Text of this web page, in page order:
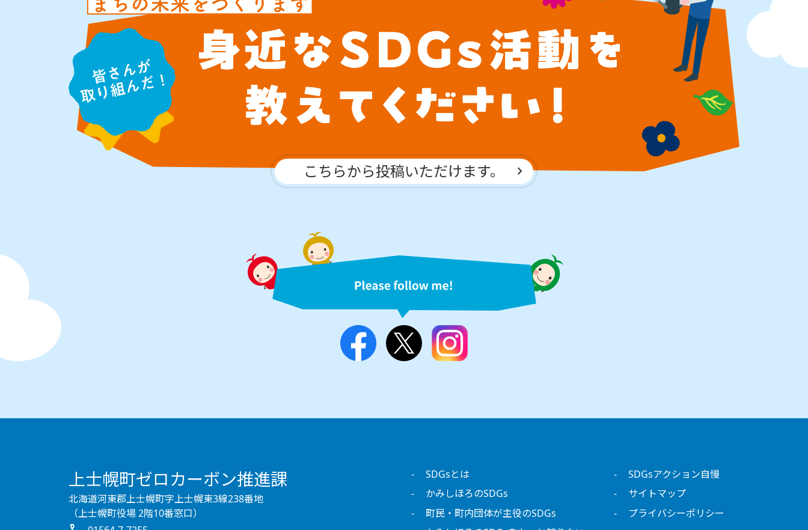
こちらから投稿いただけます。
上士幌町ゼロカーボン推進課
北海道河東郡上士幌町字上士幌東3線238番地
（上士幌町役場 2階10番窓口）
SDGsとは
かみしほろのSDGs
町民・町内団体が主役のSDGs
SDGsアクション自慢
サイトマップ
プライバシーポリシー